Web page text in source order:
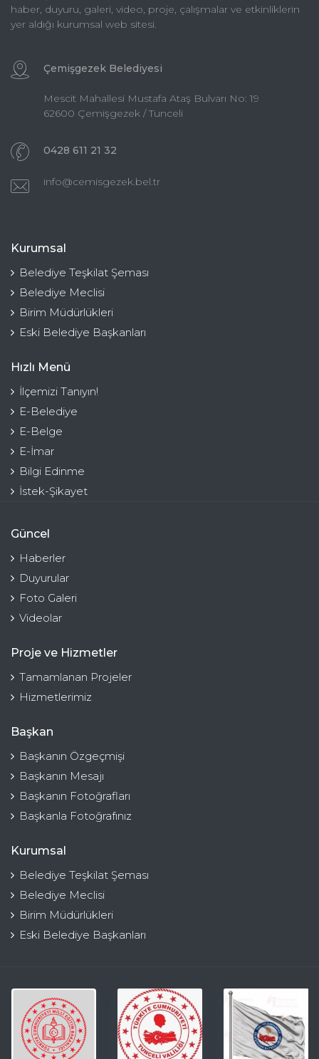
haber, duyuru, galeri, video, proje, çalışmalar ve etkinliklerin
yer aldığı kurumsal web sitesi.
Çemişgezek Belediyesi
Mescit Mahallesi Mustafa Ataş Bulvarı No: 19
62600 Çemişgezek / Tunceli
0428 611 21 32
info@cemisgezek.bel.tr
Kurumsal
Belediye Teşkilat Şeması
Belediye Meclisi
Birim Müdürlükleri
Eski Belediye Başkanları
Hızlı Menü
İlçemizi Tanıyın!
E-Belediye
E-Belge
E-İmar
Bilgi Edinme
İstek-Şikayet
Güncel
Haberler
Duyurular
Foto Galeri
Videolar
Proje ve Hizmetler
Tamamlanan Projeler
Hizmetlerimiz
Başkan
Başkanın Özgeçmişi
Başkanın Mesajı
Başkanın Fotoğrafları
Başkanla Fotoğrafınız
Kurumsal
Belediye Teşkilat Şeması
Belediye Meclisi
Birim Müdürlükleri
Eski Belediye Başkanları